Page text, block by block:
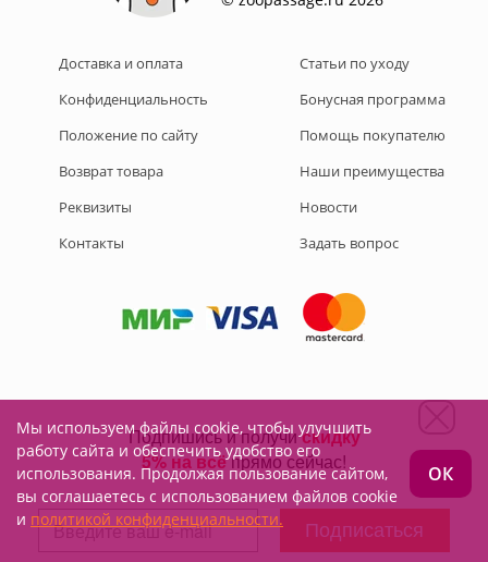
Доставка и оплата
Конфиденциальность
Положение по сайту
Возврат товара
Реквизиты
Контакты
Статьи по уходу
Бонусная программа
Помощь покупателю
Наши преимущества
Новости
Задать вопрос
Подписывайтесь на нас:
Мы используем файлы cookie, чтобы улучшить
работу сайта и обеспечить удобство его
использования. Продолжая пользование сайтом,
вы соглашаетесь с использованием файлов cookie
и политикой конфиденциальности.
ОК